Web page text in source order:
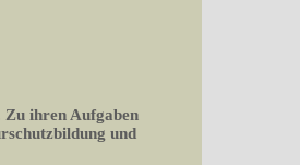
Zu ihren Aufgaben
und